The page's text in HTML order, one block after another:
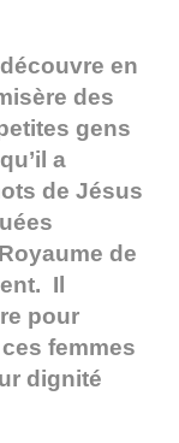
en
des
gens
a
de Jésus
de
Il
pour
femmes
dignité